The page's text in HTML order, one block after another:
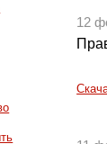
12